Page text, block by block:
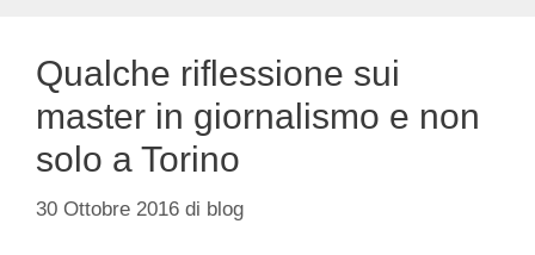
Qualche riflessione sui
master in giornalismo e non
solo a Torino
30 Ottobre 2016 di blog